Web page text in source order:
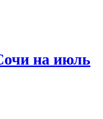
на июль